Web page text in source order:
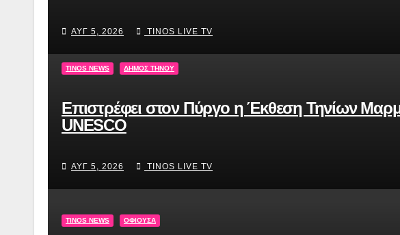
ΑΥΓ 5, 2026 TINOS LIVE TV
TINOS NEWS ΔΉΜΟΣ ΤΉΝΟΥ
Επιστρέφει στον Πύργο η Έκθεση Τηνίων
UNESCO
ΑΥΓ 5, 2026 TINOS LIVE TV
TINOS NEWS ΟΦΙΟΎΣΑ